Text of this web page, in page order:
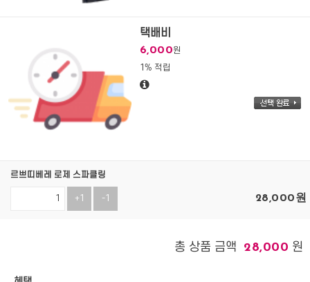
택배비
6,000원
1% 적립
르쁘띠베레 로제 스파클링
+1 -1 28,000원
총 상품 금액 28,000 원